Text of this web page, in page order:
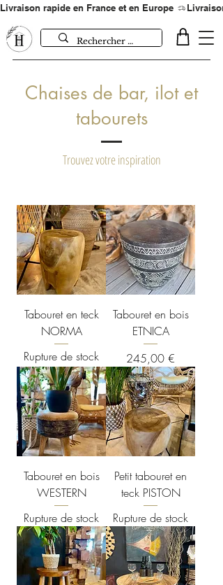
Livraison rapide en France et en Europe
Chaises de bar, ilot et
tabourets
Trouvez votre inspiration
Tabouret en teck
NORMA
Rupture de stock
Tabouret en bois
ETNICA
Prix
245,00 €
Tabouret en bois
WESTERN
Rupture de stock
Petit tabouret en
teck PISTON
Rupture de stock